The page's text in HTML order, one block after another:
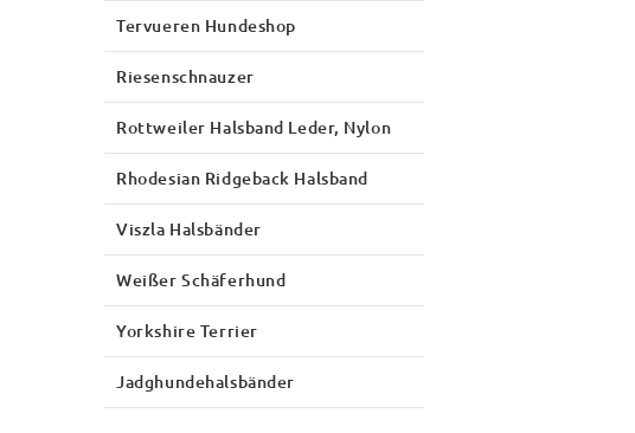
Tervueren Hundeshop
Riesenschnauzer
Rottweiler Halsband Leder, Nylon
Rhodesian Ridgeback Halsband
Viszla Halsbänder
Weißer Schäferhund
Yorkshire Terrier
Jadghundehalsbänder